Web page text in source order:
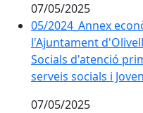
07/05/2025
05/2024_Annex
l'Ajuntament
Socials d'atenció
serveis socials i
07/05/2025